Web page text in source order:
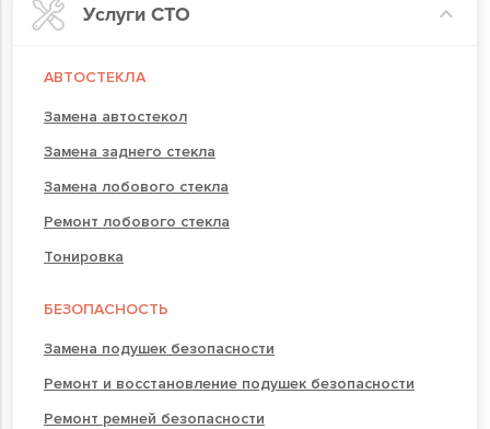
Услуги СТО
АВТОСТЕКЛА
Замена автостекол
Замена заднего стекла
Замена лобового стекла
Ремонт лобового стекла
Тонировка
БЕЗОПАСНОСТЬ
Замена подушек безопасности
Ремонт и восстановление подушек безопасности
Ремонт ремней безопасности